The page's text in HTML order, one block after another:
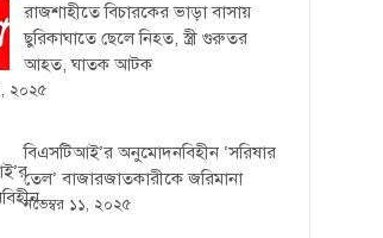
রাজশাহীতে বিচারকের ভাড়া বাসায়
ছুরিকাঘাতে ছেলে নিহত, স্ত্রী গুরুতর
আহত, ঘাতক আটক
২০২৫
বিএসটিআই’র অনুমোদনবিহীন ‘সরিষার
তেল’ বাজারজাতকারীকে জরিমানা
নভেম্বর ১১, ২০২৫